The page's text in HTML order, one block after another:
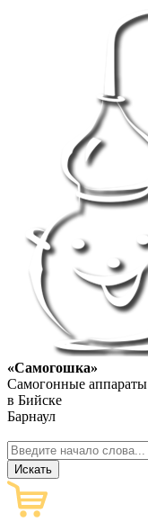
«Самогошка»
Самогонные аппараты
в Бийске
Барнаул